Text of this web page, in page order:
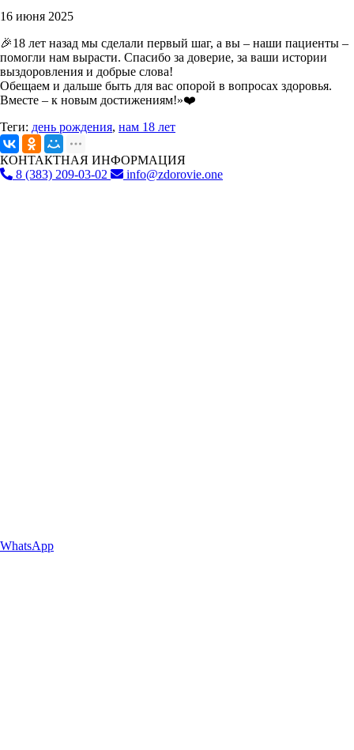
16 июня 2025
🎉18 лет назад мы сделали первый шаг, а вы – наши пациенты –
помогли нам вырасти. Спасибо за доверие, за ваши истории
выздоровления и добрые слова!
Обещаем и дальше быть для вас опорой в вопросах здоровья.
Вместе – к новым достижениям!»❤️
Теги: день рождения, нам 18 лет
КОНТАКТНАЯ ИНФОРМАЦИЯ
8 (383) 209-03-02
info@zdorovie.one
WhatsApp